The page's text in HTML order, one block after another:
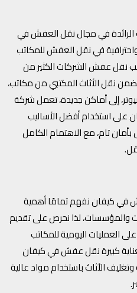
الرائدة في مجال نقل العفش في
في نقل العفش للمكاتب
نقل عفش الشركات الكثير من
نقل الأثاث المكتبي من مكاتب،
إلى أماكن جديدة، تعمل شركة
على استخدام أفضل الأساليب
تام، مع الاهتمام الكامل
في كيفان نفهم تمامًا أهمية
والمؤسسات، لذا نحرص على تقديم
العمليات اليومية للمكاتب
كبيرة نقل عفش في كيفان
الأثاث باستخدام مواد عالية